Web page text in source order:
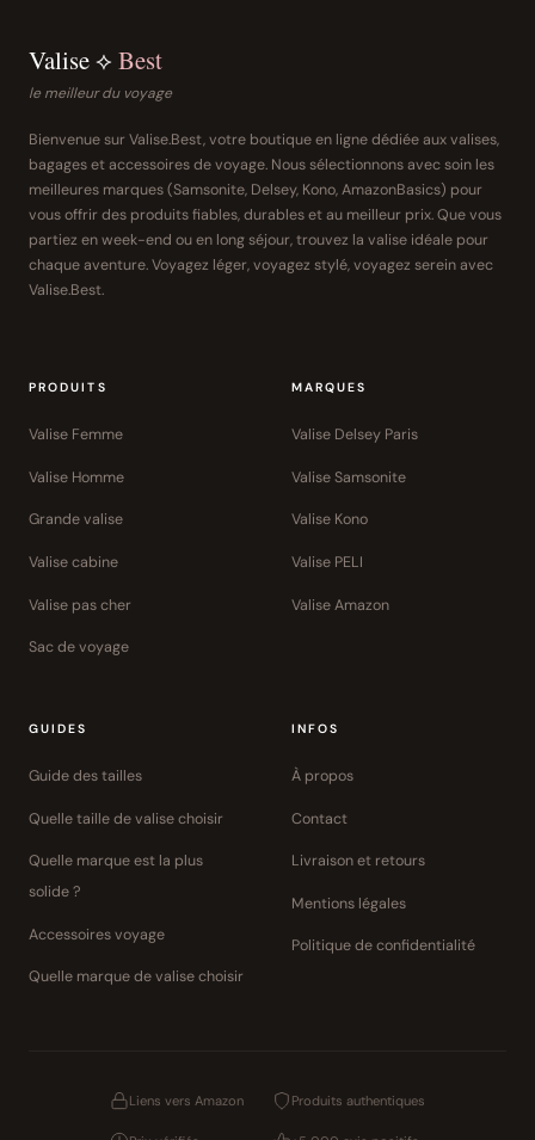
Valise ⟡ Best
le meilleur du voyage
Bienvenue sur Valise.Best, votre boutique en ligne dédiée aux valises,
bagages et accessoires de voyage. Nous sélectionnons avec soin les
meilleures marques (Samsonite, Delsey, Kono, AmazonBasics) pour
vous offrir des produits fiables, durables et au meilleur prix. Que vous
partiez en week-end ou en long séjour, trouvez la valise idéale pour
chaque aventure. Voyagez léger, voyagez stylé, voyagez serein avec
Valise.Best.
PRODUITS
Valise Femme
Valise Homme
Grande valise
Valise cabine
Valise pas cher
Sac de voyage
MARQUES
Valise Delsey Paris
Valise Samsonite
Valise Kono
Valise PELI
Valise Amazon
GUIDES
Guide des tailles
Quelle taille de valise choisir
Quelle marque est la plus
solide ?
Accessoires voyage
Quelle marque de valise choisir
INFOS
À propos
Contact
Livraison et retours
Mentions légales
Politique de confidentialité
Liens vers Amazon Produits authentiques